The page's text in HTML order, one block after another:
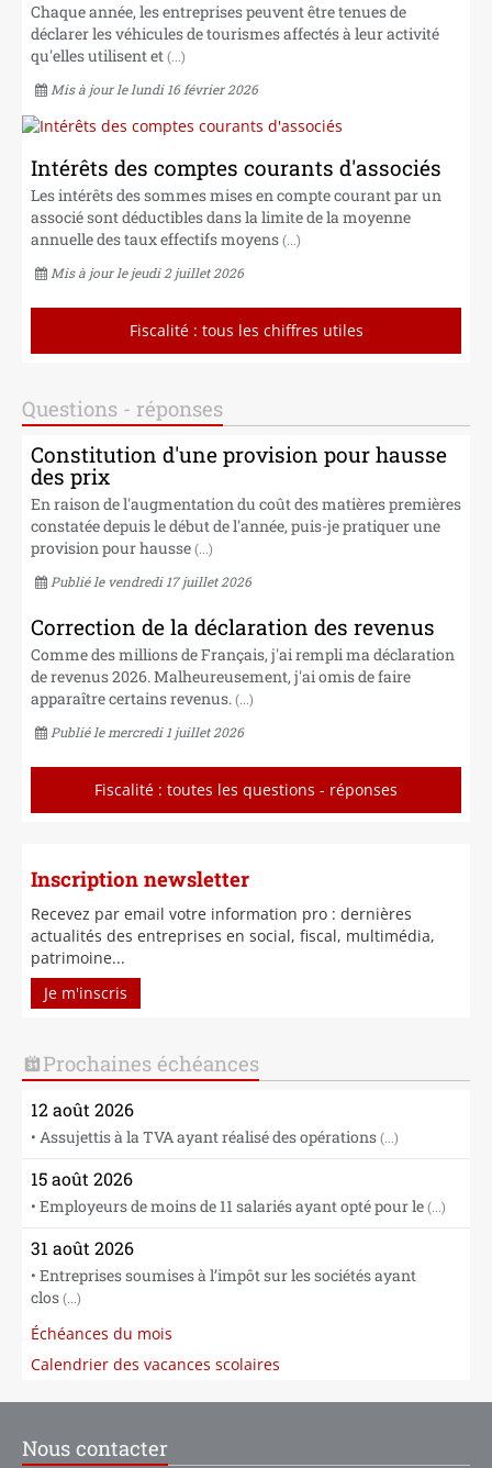
Chaque année, les entreprises peuvent être tenues de
déclarer les véhicules de tourismes affectés à leur activité
qu'elles utilisent et (...)
Mis à jour le lundi 16 février 2026
Intérêts des comptes courants d'associés
Les intérêts des sommes mises en compte courant par un
associé sont déductibles dans la limite de la moyenne
annuelle des taux effectifs moyens (...)
Mis à jour le jeudi 2 juillet 2026
Fiscalité : tous les chiffres utiles
Questions - réponses
Constitution d'une provision pour hausse
des prix
En raison de l'augmentation du coût des matières premières
constatée depuis le début de l'année, puis-je pratiquer une
provision pour hausse (...)
Publié le vendredi 17 juillet 2026
Correction de la déclaration des revenus
Comme des millions de Français, j'ai rempli ma déclaration
de revenus 2026. Malheureusement, j'ai omis de faire
apparaître certains revenus. (...)
Publié le mercredi 1 juillet 2026
Fiscalité : toutes les questions - réponses
Inscription newsletter
Recevez par email votre information pro : dernières
actualités des entreprises en social, fiscal, multimédia,
patrimoine...
Je m'inscris
Prochaines échéances
12 août 2026
• Assujettis à la TVA ayant réalisé des opérations (...)
15 août 2026
• Employeurs de moins de 11 salariés ayant opté pour le (...)
31 août 2026
• Entreprises soumises à l’impôt sur les sociétés ayant
clos (...)
Échéances du mois
Calendrier des vacances scolaires
Nous contacter